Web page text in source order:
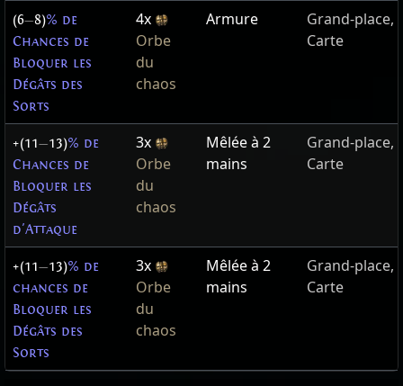
(6—8)% de
Chances de
Bloquer les
Dégâts des
Sorts
4x
Orbe
du
chaos
Armure
Grand-place,
Carte
+(11—13)% de
Chances de
Bloquer les
Dégâts
d'Attaque
3x
Orbe
du
chaos
Mêlée à 2
mains
Grand-place,
Carte
+(11—13)% de
chances de
Bloquer les
Dégâts des
Sorts
3x
Orbe
du
chaos
Mêlée à 2
mains
Grand-place,
Carte